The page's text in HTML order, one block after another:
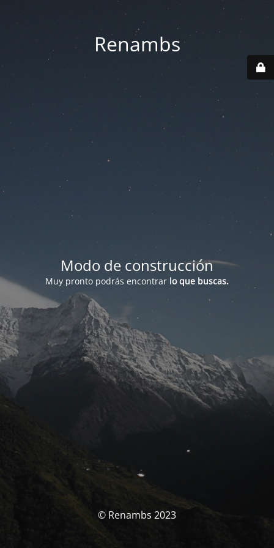
Renambs
Modo de construcción
Muy pronto podrás encontrar lo que buscas.
© Renambs 2023